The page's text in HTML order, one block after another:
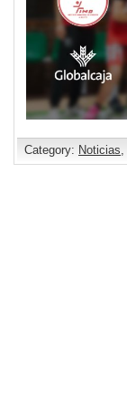
Category: Noticias,